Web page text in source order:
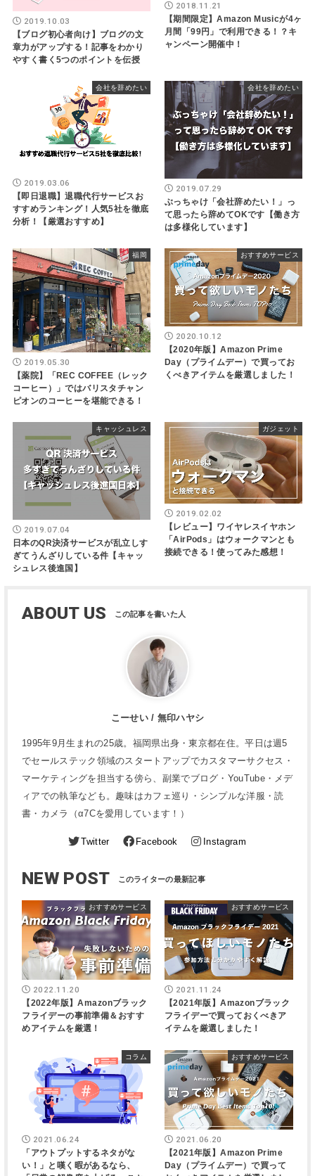
2019.10.03
【ブログ初心者向け】ブログの文
章力がアップする！記事をわかり
やすく書く5つのポイントを伝授
2018.11.21
【期間限定】Amazon Musicが4ヶ
月間「99円」で利用できる！？キ
ャンペーン開催中！
会社を辞めたい
2019.03.06
【即日退職】退職代行サービスお
すすめランキング！人気5社を徹底
分析！【厳選おすすめ】
会社を辞めたい
2019.07.29
ぶっちゃけ「会社辞めたい！」っ
て思ったら辞めてOKです【働き方
は多様化しています】
福岡
2019.05.30
【薬院】「REC COFFEE（レック
コーヒー）」ではバリスタチャン
ピオンのコーヒーを堪能できる！
おすすめサービス
2020.10.12
【2020年版】Amazon Prime
Day（プライムデー）で買ってお
くべきアイテムを厳選しました！
キャッシュレス
2019.07.04
日本のQR決済サービスが乱立しす
ぎてうんざりしている件【キャッ
シュレス後進国】
ガジェット
2019.02.02
【レビュー】ワイヤレスイヤホン
「AirPods」はウォークマンとも
接続できる！使ってみた感想！
ABOUT US
こーせい / 無印ハヤシ
1995年9月生まれの25歳。福岡県出身・東京都在住。平日は週5
でセールステック領域のスタートアップでカスタマーサクセス・
マーケティングを担当する傍ら、副業でブログ・YouTube・メデ
ィアでの執筆なども。趣味はカフェ巡り・シンプルな洋服・読
書・カメラ（α7Cを愛用しています！）
Twitter Facebook Instagram
NEW POST
おすすめサービス
2022.11.20
【2022年版】Amazonブラック
フライデーの事前準備＆おすす
めアイテムを厳選！
おすすめサービス
2021.11.24
【2021年版】Amazonブラック
フライデーで買っておくべきア
イテムを厳選しました！
コラム
2021.06.24
「アウトプットするネタがな
い！」と嘆く暇があるなら、
おすすめサービス
2021.06.20
【2021年版】Amazon Prime
Day（プライムデー）で買って